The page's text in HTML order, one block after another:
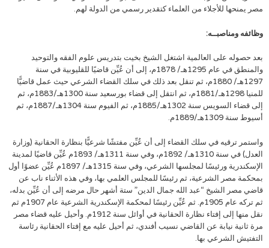
مصر يمنحها للأجلاء من العلماء كتقدير رسمي من الدولة لهم.
وظائفه ومناصبــه:
بعد حصوله على العالمية اشتغل الشيخ بخيت بتدريس علوم الفقه والتوحيد
والمنطق في عام 1295هـ/ 1878م، إلى أن عُيِّن قاضيًا للقليوبية في سنة
1297هـ/ 1880م، ثم تنقل بعد ذلك في سلك القضاء الشرعي حيث عمل قاضيًّا
للمنيا 1298هـ/1881م، ثم انتقل إلى قضاء بورسعيد سنة 1300هـ/1883م، ثم
إلى قضاء السويس سنة 1302هـ/1885م، ثم الفيوم سنة 1304هـ/1887م، ثم
أسيوط سنة 1309هـ/1889م.
واستمر ترقيه في سلك القضاء إلى أن عُيِّن مفتشًا شرعيًّا بنظارة الحقانية (وزارة
العدل) في سنة 1310هـ/ 1892م، وفي سنة 1311هـ/ 1893م عُيِّن قاضيًا لمدينة
الإسكندرية ورئيسًا لمجلسها الشرعي، وفي سنة 1315هـ/ 1897م عُيِّن عضوًا أول
بمحكمة مصر الشرعية، ثم رئيسًا للمجلس العلمي بها، وفي هذه الأثناء ناب عن
قاضي مصر الشيخ “عبد الله جمال الدين” ستة أشهر حال مرضه إلى أن عُيِّن بدله،
ثم تركه عام 1905م. ثم عُيِّن رئيسًا لمحكمة الإسكندرية الشرعية عام 1907م ثم
نقل منها إلى إفتاء نظارة الحقانية في أوائل سنة 1912م. وأحيل عليه قضاء مصر
مرة ثانية نيابة عن القاضي نسيب أفندي، ثم أحيل عليه مع إفتاء الحقانية رئاسة
التفتيش الشرعي بها.